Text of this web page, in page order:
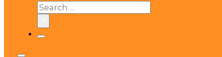
Search